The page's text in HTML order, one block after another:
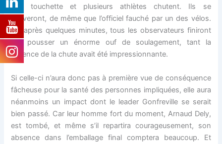
une touchette et plusieurs athlètes chutent. Ils se
relèveront, de même que l’officiel fauché par un des vélos.
Et après quelques minutes, tous les observateurs finiront
par pousser un énorme ouf de soulagement, tant la
violence de la chute avait été impressionnante.
Si celle-ci n’aura donc pas à première vue de conséquence
fâcheuse pour la santé des personnes impliquées, elle aura
néanmoins un impact dont le leader Gonfreville se serait
bien passé. Car leur homme fort du moment, Arnaud Dely,
est tombé, et même s’il repartira courageusement, son
absence dans l’emballage final comptera beaucoup. Et